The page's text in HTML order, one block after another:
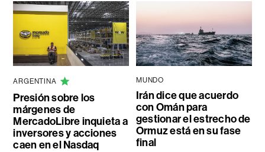
ARGENTINA
Presión sobre los
márgenes de
MercadoLibre inquieta a
inversores y acciones
caen en el Nasdaq
MUNDO
Irán dice que acuerdo
con Omán para
gestionar el estrecho de
Ormuz está en su fase
final